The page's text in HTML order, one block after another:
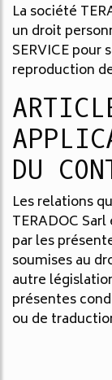
La société
un droit
SERVICE pour
reproduction
DU
Les relations
TERADOC
par les
soumises au
autre
présentes
ou de